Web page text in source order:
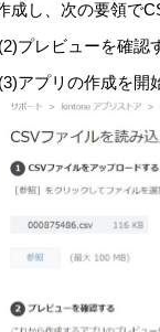
成し、次の要領で
(2)プレビューを確
(3)アプリの作成を